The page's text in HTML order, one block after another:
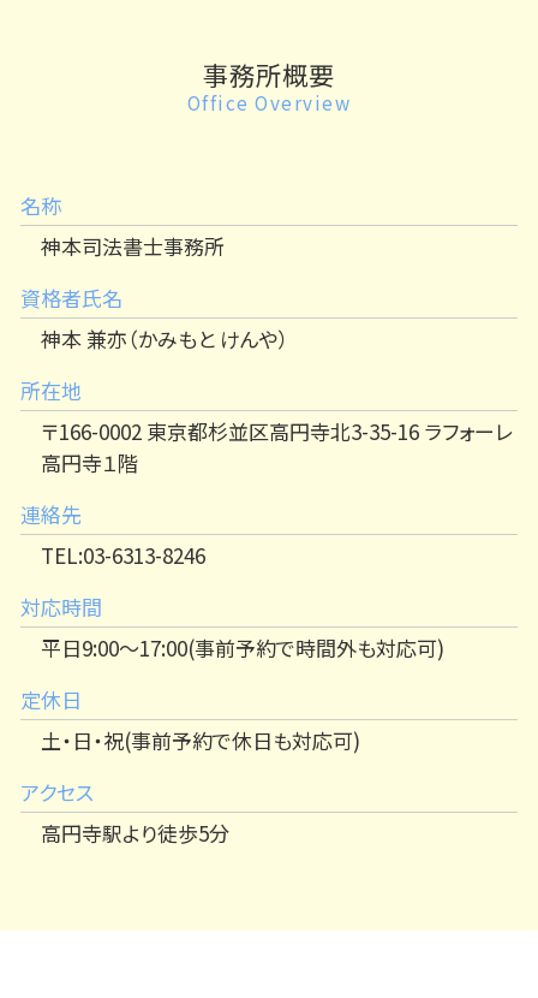
事務所概要
Office Overview
名称
神本司法書士事務所
資格者氏名
神本 兼亦（かみもと けんや）
所在地
〒166-0002 東京都杉並区高円寺北3-35-16 ラフォーレ
高円寺１階
連絡先
TEL:03-6313-8246
対応時間
平日9:00～17:00(事前予約で時間外も対応可)
定休日
土・日・祝(事前予約で休日も対応可)
アクセス
高円寺駅より徒歩5分